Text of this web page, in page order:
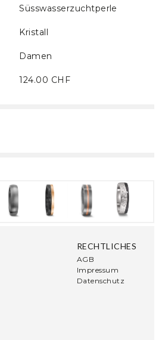
Süsswasserzuchtperle
Kristall
Damen
124.00 CHF
RECHTLICHES
AGB
Impressum
Datenschutz